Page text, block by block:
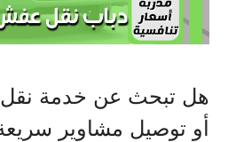
هل تبحث عن خدمة
أو توصيل مشاوير